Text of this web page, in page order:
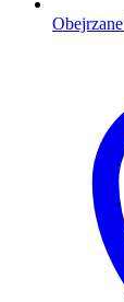
Obejrzane